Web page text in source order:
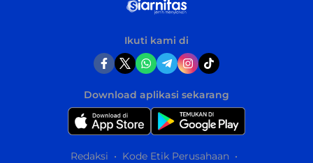
Ikuti kami di
Download aplikasi sekarang
Redaksi Kode Etik Perusahaan